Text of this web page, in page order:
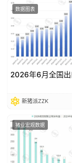
价数据图表
2026年6月全国
新猪派ZZK
猪业宏观数据